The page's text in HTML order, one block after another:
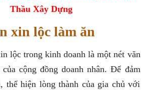
Thầu Xây Dựng
xin lộc làm ăn
lộc trong kinh doanh là một nét văn
cộng đồng doanh nhân. Để đảm
thể hiện lòng thành của gia chủ với